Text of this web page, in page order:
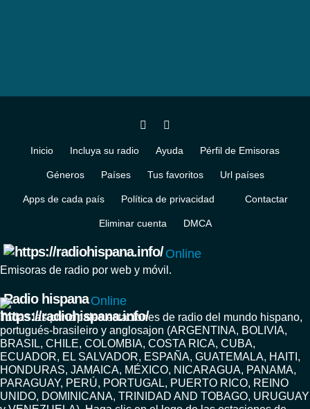
Inicio Incluya su radio Ayuda Pérfil de Emisoras
Géneros Países Tus favoritos Url países
Apps de cada país Política de privacidad Contactar
Eliminar cuenta DMCA
Online
Emisoras de radio por web y móvil.
Radio hispana Online
Todas las principales estaciones de radio del mundo hispano,
portugués-brasileiro y anglosajon (ARGENTINA, BOLIVIA,
BRASIL, CHILE, COLOMBIA, COSTA RICA, CUBA,
ECUADOR, EL SALVADOR, ESPAÑA, GUATEMALA, HAITI,
HONDURAS, JAMAICA, MÉXICO, NICARAGUA, PANAMA,
PARAGUAY, PERÚ, PORTUGAL, PUERTO RICO, REINO
UNIDO, DOMINICANA, TRINIDAD AND TOBAGO, URUGUAY